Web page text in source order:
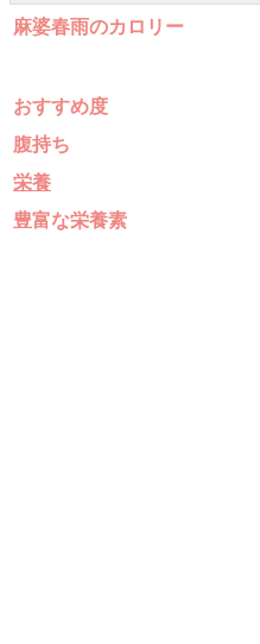
麻婆春雨のカロリー
おすすめ度
腹持ち
栄養
豊富な栄養素